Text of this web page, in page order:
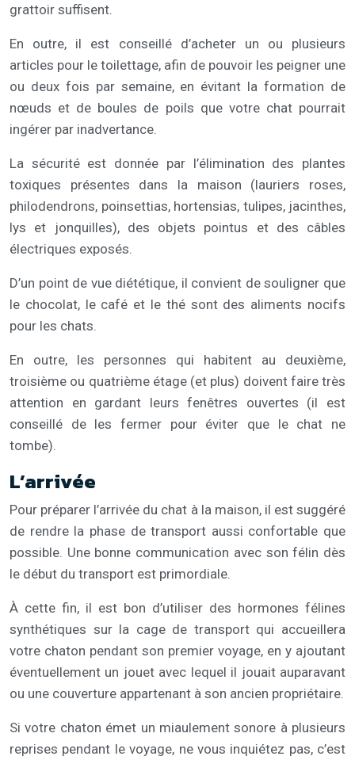
grattoir suffisent.
En outre, il est conseillé d’acheter un ou plusieurs
articles pour le toilettage, afin de pouvoir les peigner une
ou deux fois par semaine, en évitant la formation de
nœuds et de boules de poils que votre chat pourrait
ingérer par inadvertance.
La sécurité est donnée par l’élimination des plantes
toxiques présentes dans la maison (lauriers roses,
philodendrons, poinsettias, hortensias, tulipes, jacinthes,
lys et jonquilles), des objets pointus et des câbles
électriques exposés.
D’un point de vue diététique, il convient de souligner que
le chocolat, le café et le thé sont des aliments nocifs
pour les chats.
En outre, les personnes qui habitent au deuxième,
troisième ou quatrième étage (et plus) doivent faire très
attention en gardant leurs fenêtres ouvertes (il est
conseillé de les fermer pour éviter que le chat ne
tombe).
L’arrivée
Pour préparer l’arrivée du chat à la maison, il est suggéré
de rendre la phase de transport aussi confortable que
possible. Une bonne communication avec son félin dès
le début du transport est primordiale.
À cette fin, il est bon d’utiliser des hormones félines
synthétiques sur la cage de transport qui accueillera
votre chaton pendant son premier voyage, en y ajoutant
éventuellement un jouet avec lequel il jouait auparavant
ou une couverture appartenant à son ancien propriétaire.
Si votre chaton émet un miaulement sonore à plusieurs
reprises pendant le voyage, ne vous inquiétez pas, c’est